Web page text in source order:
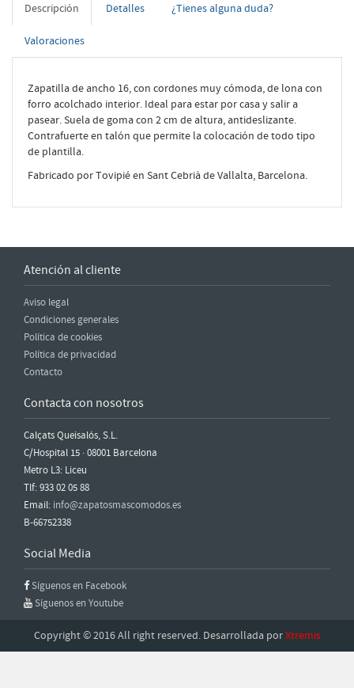
Descripción Detalles ¿Tienes alguna duda?
Valoraciones
Zapatilla de ancho 16, con cordones muy cómoda, de lona con
forro acolchado interior. Ideal para estar por casa y salir a
pasear. Suela de goma con 2 cm de altura, antideslizante.
Contrafuerte en talón que permite la colocación de todo tipo
de plantilla.
Fabricado por Tovipié en Sant Cebrià de Vallalta, Barcelona.
Atención al cliente
Aviso legal
Condiciones generales
Política de cookies
Política de privacidad
Contacto
Contacta con nosotros
Calçats Queisalós, S.L.
C/Hospital 15 · 08001 Barcelona
Metro L3: Liceu
Tlf: 933 02 05 88
Email: info@zapatosmascomodos.es
B-66752338
Social Media
Síguenos en Facebook
Síguenos en Youtube
Copyright © 2016 All right reserved. Desarrollada porXtremis